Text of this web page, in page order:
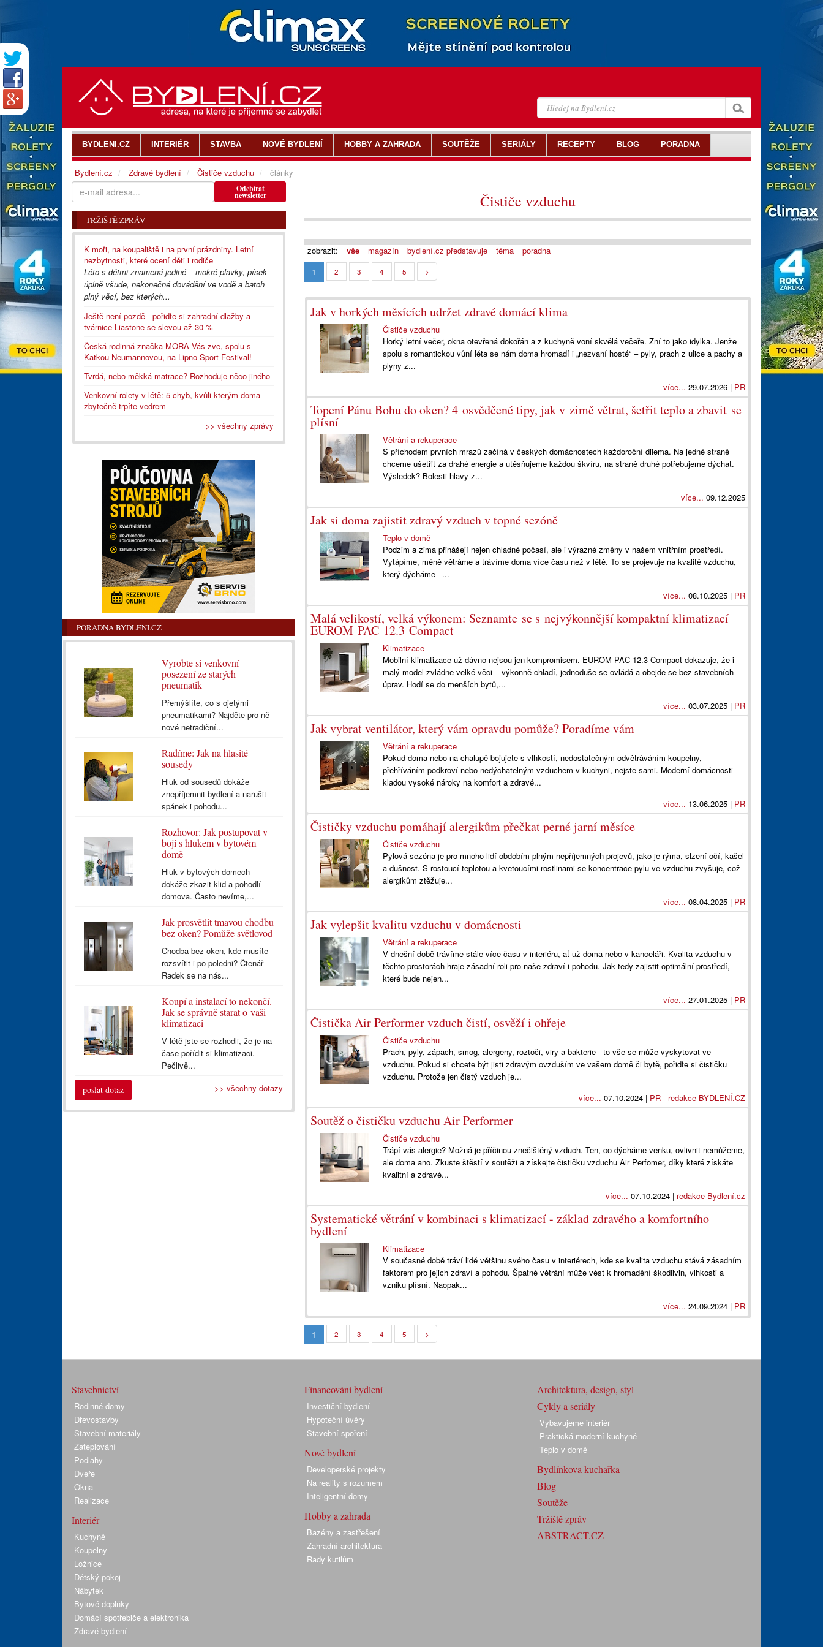
Čističe vzduchu
zobrazit: vše magazín bydlení.cz představuje téma
poradna
1
2 3 4 5 >
Jak v horkých měsících udržet zdravé domácí klima
Čističe vzduchu
Horký letní večer, okna otevřená dokořán a z kuchyně voní skvělá večeře. Zní to jako idylka. Jenže
spolu s romantickou vůní léta se nám doma hromadí i „nezvaní hosté“ – pyly, prach z ulice a pachy a
plyny z...
více... 29.07.2026 | PR
Topení Pánu Bohu do oken? 4 osvědčené tipy, jak v zimě větrat, šetřit teplo a zbavit se
plísní
Větrání a rekuperace
S příchodem prvních mrazů začíná v českých domácnostech každoroční dilema. Na jedné straně
chceme ušetřit za drahé energie a utěsňujeme každou škvíru, na straně druhé potřebujeme dýchat.
Výsledek? Bolesti hlavy z...
více... 09.12.2025
Jak si doma zajistit zdravý vzduch v topné sezóně
Teplo v domě
Podzim a zima přinášejí nejen chladné počasí, ale i výrazné změny v našem vnitřním prostředí.
Vytápíme, méně větráme a trávíme doma více času než v létě. To se projevuje na kvalitě vzduchu,
který dýcháme –...
více... 08.10.2025 | PR
Malá velikostí, velká výkonem: Seznamte se s nejvýkonnější kompaktní klimatizací
EUROM PAC 12.3 Compact
Klimatizace
Mobilní klimatizace už dávno nejsou jen kompromisem. EUROM PAC 12.3 Compact dokazuje, že i
malý model zvládne velké věci – výkonně chladí, jednoduše se ovládá a obejde se bez stavebních
úprav. Hodí se do menších bytů,...
více... 03.07.2025 | PR
Jak vybrat ventilátor, který vám opravdu pomůže? Poradíme vám
Větrání a rekuperace
Pokud doma nebo na chalupě bojujete s vlhkostí, nedostatečným odvětráváním koupelny,
přehříváním podkroví nebo nedýchatelným vzduchem v kuchyni, nejste sami. Moderní domácnosti
kladou vysoké nároky na komfort a zdravé...
více... 13.06.2025 | PR
Čističky vzduchu pomáhají alergikům přečkat perné jarní měsíce
Čističe vzduchu
Pylová sezóna je pro mnoho lidí obdobím plným nepříjemných projevů, jako je rýma, slzení očí, kašel
a dušnost. S rostoucí teplotou a kvetoucími rostlinami se koncentrace pylu ve vzduchu zvyšuje, což
alergikům ztěžuje...
více... 08.04.2025 | PR
Jak vylepšit kvalitu vzduchu v domácnosti
Větrání a rekuperace
V dnešní době trávíme stále více času v interiéru, ať už doma nebo v kanceláři. Kvalita vzduchu v
těchto prostorách hraje zásadní roli pro naše zdraví i pohodu. Jak tedy zajistit optimální prostředí,
které bude nejen...
více... 27.01.2025 | PR
Čistička Air Performer vzduch čistí, osvěží i ohřeje
Čističe vzduchu
Prach, pyly, zápach, smog, alergeny, roztoči, viry a bakterie - to vše se může vyskytovat ve
vzduchu. Pokud si chcete být jisti zdravým ovzduším ve vašem domě či bytě, pořiďte si čističku
vzduchu. Protože jen čistý vzduch je...
více... 07.10.2024 | PR - redakce BYDLENÍ.CZ
Soutěž o čističku vzduchu Air Performer
Čističe vzduchu
Trápí vás alergie? Možná je příčinou znečištěný vzduch. Ten, co dýcháme venku, ovlivnit nemůžeme,
ale doma ano. Zkuste štěstí v soutěži a získejte čističku vzduchu Air Perfomer, díky které získáte
kvalitní a zdravé...
více... 07.10.2024 | redakce Bydlení.cz
Systematické větrání v kombinaci s klimatizací - základ zdravého a komfortního
bydlení
Klimatizace
V současné době tráví lidé většinu svého času v interiérech, kde se kvalita vzduchu stává zásadním
faktorem pro jejich zdraví a pohodu. Špatné větrání může vést k hromadění škodlivin, vlhkosti a
vzniku plísní. Naopak...
více... 24.09.2024 | PR
1 2 3 4 5 >
Odebírat
newsletter
TRŽIŠTĚ ZPRÁV
K moři, na koupaliště i na první prázdniny. Letní
nezbytnosti, které ocení děti i rodiče
Léto s dětmi znamená jediné – mokré plavky, písek
úplně všude, nekonečné dovádění ve vodě a batoh
plný věcí, bez kterých...
Ještě není pozdě - pořiďte si zahradní dlažby a
tvárnice Liastone se slevou až 30 %
Česká rodinná značka MORA Vás zve, spolu s
Katkou Neumannovou, na Lipno Sport Festival!
Tvrdá, nebo měkká matrace? Rozhoduje něco jiného
Venkovní rolety v létě: 5 chyb, kvůli kterým doma
zbytečně trpíte vedrem
>> všechny zprávy
PORADNA BYDLENÍ.CZ
Vyrobte si venkovní
posezení ze starých
pneumatik
Přemýšlíte, co s ojetými
pneumatikami? Najděte pro ně
nové netradiční...
Radíme: Jak na hlasité
sousedy
Hluk od sousedů dokáže
znepříjemnit bydlení a narušit
spánek i pohodu...
Rozhovor: Jak postupovat v
boji s hlukem v bytovém
domě
Hluk v bytových domech
dokáže zkazit klid a pohodlí
domova. Často nevíme,...
Jak prosvětlit tmavou chodbu
bez oken? Pomůže světlovod
Chodba bez oken, kde musíte
rozsvítit i po poledni? Čtenář
Radek se na nás...
Koupí a instalací to nekončí.
Jak se správně starat o vaši
klimatizaci
V létě jste se rozhodli, že je na
čase pořídit si klimatizaci.
Pečlivě...
poslat dotaz >> všechny dotazy
BYDLENI.CZ INTERIÉR STAVBA NOVÉ BYDLENÍ HOBBY A ZAHRADA SOUTĚŽE SERIÁLY RECEPTY BLOG PORADNA
Bydlení.cz Zdravé bydlení Čističe vzduchu články
Stavebnictví
Rodinné domy
Dřevostavby
Stavební materiály
Zateplování
Podlahy
Dveře
Okna
Realizace
Interiér
Kuchyně
Koupelny
Ložnice
Dětský pokoj
Nábytek
Bytové doplňky
Domácí spotřebiče a elektronika
Zdravé bydlení
Financování bydlení
Investiční bydlení
Hypoteční úvěry
Stavební spoření
Nové bydlení
Developerské projekty
Na reality s rozumem
Inteligentní domy
Hobby a zahrada
Bazény a zastřešení
Zahradní architektura
Rady kutilům
Architektura, design, styl
Cykly a seriály
Vybavujeme interiér
Praktická moderní kuchyně
Teplo v domě
Bydlínkova kuchařka
Blog
Soutěže
Tržiště zpráv
ABSTRACT.CZ